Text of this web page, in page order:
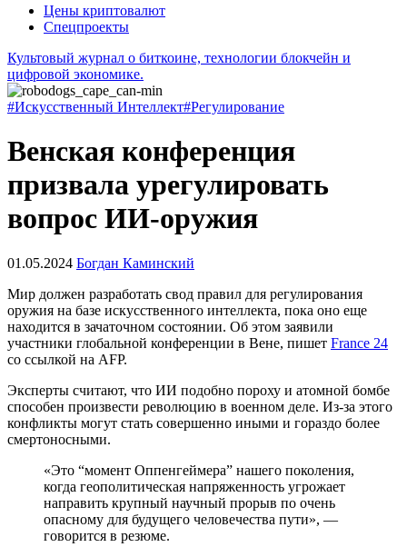
Цены криптовалют
Спецпроекты
Культовый журнал о биткоине, технологии блокчейн и
цифровой экономике.
#Искусственный Интеллект#Регулирование
Венская конференция
призвала урегулировать
вопрос ИИ-оружия
01.05.2024 Богдан Каминский
Мир должен разработать свод правил для регулирования
оружия на базе искусственного интеллекта, пока оно еще
находится в зачаточном состоянии. Об этом заявили
участники глобальной конференции в Вене, пишет France 24
со ссылкой на AFP.
Эксперты считают, что ИИ подобно пороху и атомной бомбе
способен произвести революцию в военном деле. Из-за этого
конфликты могут стать совершенно иными и гораздо более
смертоносными.
«Это “момент Оппенгеймера” нашего поколения,
когда геополитическая напряженность угрожает
направить крупный научный прорыв по очень
опасному для будущего человечества пути», —
говорится в резюме.